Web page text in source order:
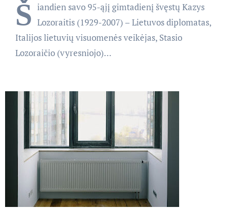
Š iandien savo 95-ąjį gimtadienį švęstų Kazys
Lozoraitis (1929-2007) – Lietuvos diplomatas,
Italijos lietuvių visuomenės veikėjas, Stasio
Lozoraičio (vyresniojo)…